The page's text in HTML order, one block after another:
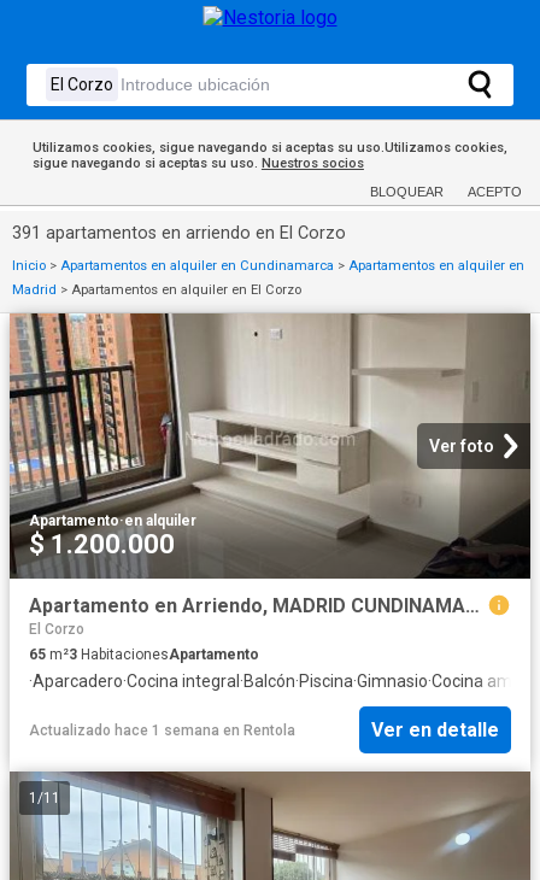
Utilizamos cookies, sigue navegando si aceptas su uso.Utilizamos cookies,
sigue navegando si aceptas su uso. Nuestros socios
BLOQUEAR ACEPTO
391 apartamentos en arriendo en El Corzo
Inicio > Apartamentos en alquiler en Cundinamarca > Apartamentos en alquiler en
Madrid > Apartamentos en alquiler en El Corzo
Ver foto
Apartamento·en alquiler
$ 1.200.000
Apartamento en Arriendo, MADRID CUNDINAMARCA, Madrid
El Corzo
65 m²3 HabitacionesApartamento
·Aparcadero·Cocina integral ·Balcón·Piscina·Gimnasio·Cocina
Actualizado hace 1 semana en Rentola Ver en detalle
1 /11